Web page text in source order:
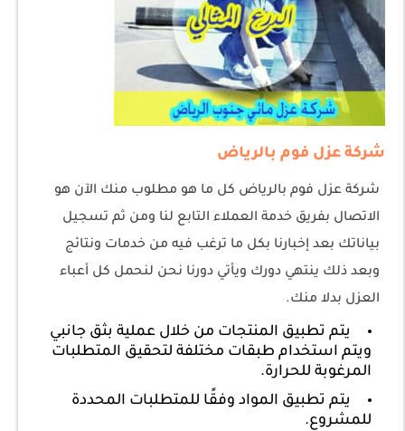
شركة عزل فوم بالرياض
شركة عزل فوم بالرياض كل ما هو مطلوب منك الآن هو
الاتصال بفريق خدمة العملاء التابع لنا ومن ثم تسجيل
بياناتك بعد إخبارنا بكل ما ترغب فيه من خدمات ونتائج
وبعد ذلك ينتهي دورك ويأتي دورنا نحن لنحمل كل أعباء
العزل بدلا منك.
يتم تطبيق المنتجات من خلال عملية بثق جانبي
ويتم استخدام طبقات مختلفة لتحقيق المتطلبات
المرغوبة للحرارة.
يتم تطبيق المواد وفقًا للمتطلبات المحددة
للمشروع.